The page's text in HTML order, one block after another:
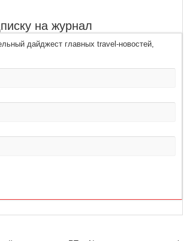
на журнал
дайджест главных travel-новостей,